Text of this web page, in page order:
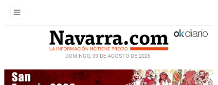
DOMINGO, 09 DE AGOSTO DE 2026